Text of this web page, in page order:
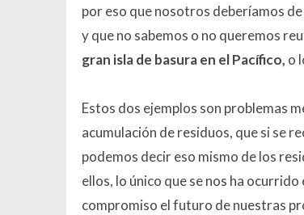
por eso que nosotros deberíamos
y que no sabemos o no queremos
gran isla de basura en el Pacífico, o
Estos dos ejemplos son problemas
acumulación de residuos, que si se
podemos decir eso mismo de los
ellos, lo único que se nos ha
compromiso el futuro de nuestras